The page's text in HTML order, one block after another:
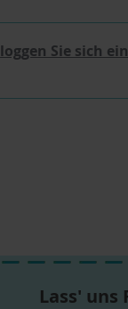
loggen Sie sich ein
Lass' uns